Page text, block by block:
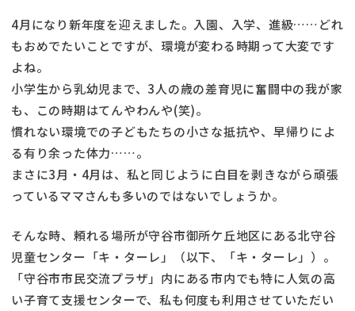
4月になり新年度を迎えました。入園、入学、進級……どれ
もおめでたいことですが、環境が変わる時期って大変です
よね。
小学生から乳幼児まで、3人の歳の差育児に奮闘中の我が家
も、この時期はてんやわんや(笑)。
慣れない環境での子どもたちの小さな抵抗や、早帰りによ
る有り余った体力……。
まさに3月・4月は、私と同じように白目を剥きながら頑張
っているママさんも多いのではないでしょうか。
そんな時、頼れる場所が守谷市御所ケ丘地区にある北守谷
児童センター「キ・ターレ」（以下、「キ・ターレ」）。
「守谷市市民交流プラザ」内にある市内でも特に人気の高
い子育て支援センターで、私も何度も利用させていただい